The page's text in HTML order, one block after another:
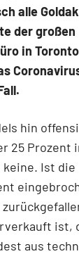
alle
der großen
in Toronto
hin
25 Prozent
Ist die
ist,
aus